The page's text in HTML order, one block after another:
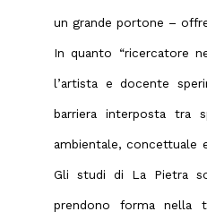
un grande portone –
In quanto “ricercatore
l’artista e docente
barriera interposta tra
ambientale, concettuale
Gli studi di La Pietra
prendono forma nella